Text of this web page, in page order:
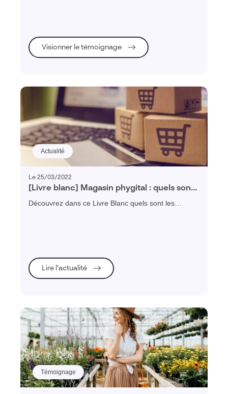
Planning
Visionner le témoignage
Actualité
Le 25/03/2022
[Livre blanc] Magasin phygital : quels sont
les nouveaux défis des points de vente ?
Découvrez dans ce Livre Blanc quels sont les
Lire l’actualité
Témoignage